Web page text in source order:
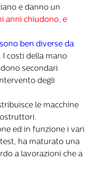
e danno un
anni chiudono, e
ben diverse da
. I costi della mano
secondari
degli
le macchine
ed in funzione i vari
ha maturato una
a lavorazioni che a